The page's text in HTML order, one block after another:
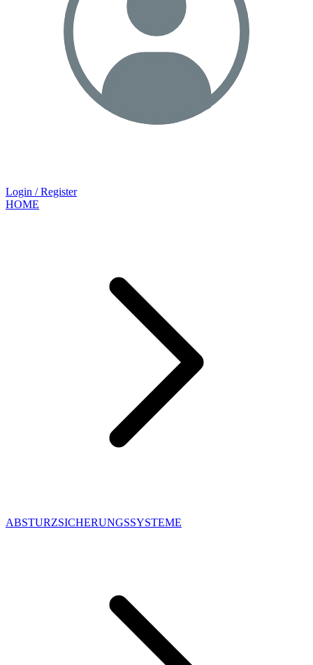
Login / Register
HOME
ABSTURZSICHERUNGSSYSTEME